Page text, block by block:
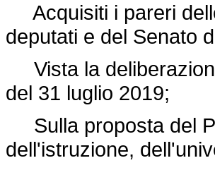
Acquisiti i pareri
deputati e del Senato
Vista la
del 31 luglio 2019;
Sulla proposta del
dell'istruzione,